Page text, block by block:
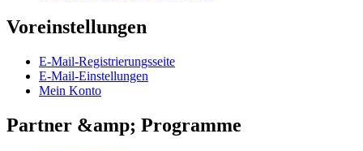
Voreinstellungen
E-Mail-Registrierungsseite
E-Mail-Einstellungen
Mein Konto
Partner &amp; Programme